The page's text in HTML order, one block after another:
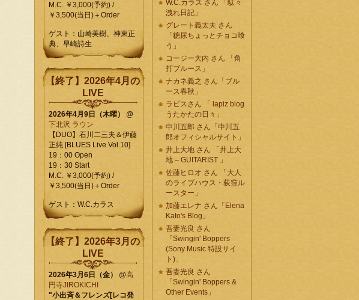
M.C. ￥3,000(予約) /
￥3,500(当日)＋Order
ゲスト：山崎美樹、神東正
典、早崎詩生
【終了】2026年4月の
LIVE
2026年4月9日（木曜）
@
下北沢 ラウン
【DUO】石川二三夫＆伊藤
正純 [BLUES Live Vol.10]
19：00 Open
19：30 Start
M.C. ￥3,000(予約) /
￥3,500(当日)＋Order
ゲスト：W.C.カラス
【終了】2026年3月の
LIVE
2026年3月6日（金） @高
円寺JIROKICHI
"小出斉＆フレンズ[レコ発
W.C.カラス さん 「駄々
洩れ日記」
グレート義太夫 さん
「糖尿ちょっとチョコ喰
う」
コージー大内 さん 「角
打ブルース」
ナカネ義之 さん「ブル
ース春秋」
ラピスさん 「 lapiz blog
うたかたの日々」
中川五郎 さん「中川五
郎オフィシャルサイト」
井上大地 さん 「井上大
地 – GUITARIST 」
佐藤ヒロオ さん 「大人
のライブハウス・荻窪ル
ースター」
加藤エレナ さん「Elena
Kato's Blog」
吾妻光良 さん
「Swingin' Boppers
(Sony Music 特設サイ
ト)」
吾妻光良 さん
「Swingin' Boppers &
Other Events」